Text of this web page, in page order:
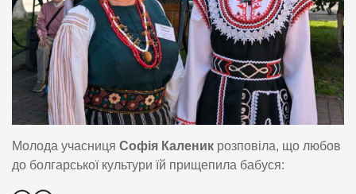
Молода учасниця Софія Каленик розповіла, що любов
до болгарської культури їй прищепила бабуся: